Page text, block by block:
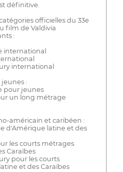
définitive.
officielles du 33e
film de Valdivia
:
international
international
:
pour jeunes
un long métrage
américain et caribéen :
d'Amérique latine et des
les courts métrages
Caraïbes
pour les courts
et des Caraïbes